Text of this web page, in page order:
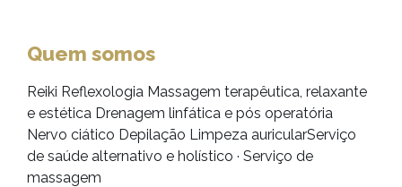
Quem somos
Reiki Reflexologia Massagem terapêutica, relaxante
e estética Drenagem linfática e pós operatória
Nervo ciático Depilação Limpeza auricularServiço
de saúde alternativo e holístico · Serviço de
massagem